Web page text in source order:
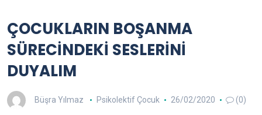
ÇOCUKLARIN BOŞANMA
SÜRECİNDEKİ SESLERİNİ
DUYALIM
Büşra Yılmaz Psikolektif Çocuk 26/02/2020 (0)